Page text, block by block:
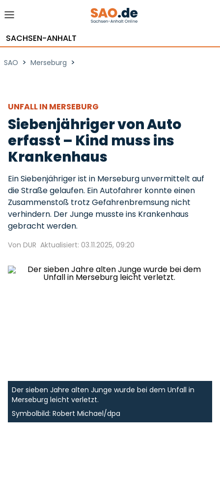
SACHSEN-ANHALT
SAO > Merseburg >
UNFALL IN MERSEBURG
Siebenjähriger von Auto
erfasst – Kind muss ins
Krankenhaus
Ein Siebenjähriger ist in Merseburg unvermittelt auf
die Straße gelaufen. Ein Autofahrer konnte einen
Zusammenstoß trotz Gefahrenbremsung nicht
verhindern. Der Junge musste ins Krankenhaus
gebracht werden.
Von DUR Aktualisiert: 03.11.2025, 09:20
Der sieben Jahre alten Junge wurde bei dem Unfall in
Merseburg leicht verletzt.
Symbolbild: Robert Michael/dpa